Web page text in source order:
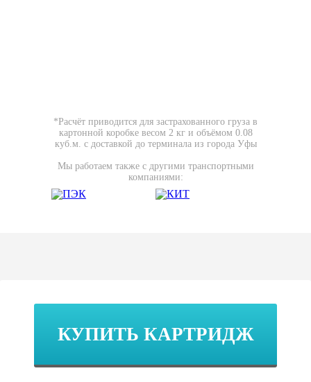
*Расчёт приводится для застрахованного груза в
картонной коробке весом 2 кг и объёмом 0.08
куб.м. с доставкой до терминала из города Уфы
Мы работаем также с другими транспортными
компаниями:
КУПИТЬ КАРТРИДЖ